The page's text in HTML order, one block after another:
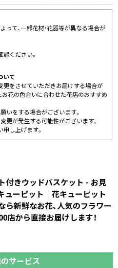
って、一部花材・花器等が異なる場合が
ください。
いて
更をさせていただきお届けする場合が
花の色合いに合わせた花店のおすすめ
いをする場合がございます。
更が発生する可能性がございます。
し上げます。
付きウッドバスケット - お見
ューピット｜花キューピット
新鮮なお花、人気のフラワー
店から直接お届けします！
サービス